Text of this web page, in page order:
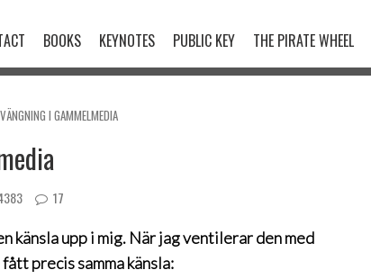
BOOKS KEYNOTES PUBLIC KEY THE PIRATE WHEEL
I GAMMELMEDIA
17
känsla upp i mig. När jag ventilerar den med
precis samma känsla: